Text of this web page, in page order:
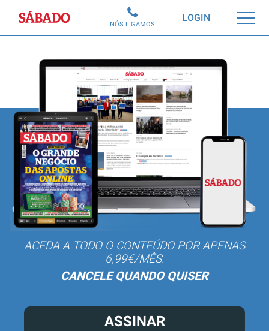
Sábado LOGIN
NÓS LIGAMOS
ACEDA A TODO O CONTEÚDO POR APENAS
6,99€/MÊS.
CANCELE QUANDO QUISER
ASSINAR